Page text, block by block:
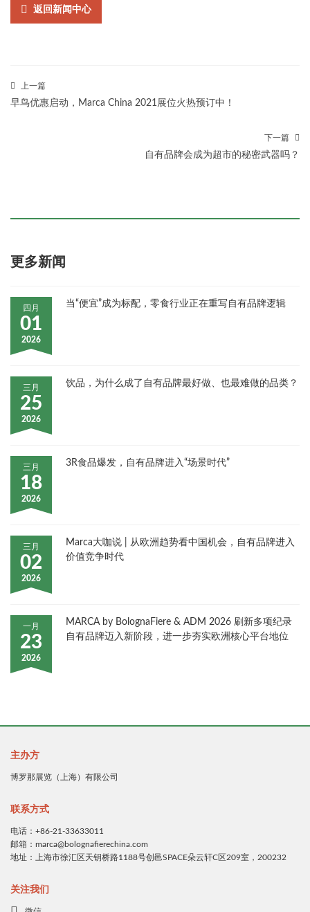
返回新闻中心
上一篇
早鸟优惠启动，Marca China 2021展位火热预订中！
下一篇
自有品牌会成为超市的秘密武器吗？
更多新闻
四月
01
2026
当“便宜”成为标配，零食行业正在重写自有品牌逻辑
三月
25
2026
饮品，为什么成了自有品牌最好做、也最难做的品类？
三月
18
2026
3R食品爆发，自有品牌进入“场景时代”
三月
02
2026
Marca大咖说 | 从欧洲趋势看中国机会，自有品牌进入
价值竞争时代
一月
23
2026
MARCA by BolognaFiere & ADM 2026 刷新多项纪录
自有品牌迈入新阶段，进一步夯实欧洲核心平台地位
主办方
博罗那展览（上海）有限公司
联系方式
电话：+86-21-33633011
邮箱：marca@bolognafierechina.com
地址：上海市徐汇区天钥桥路1188号创邑SPACE朵云轩C区209室，200232
关注我们